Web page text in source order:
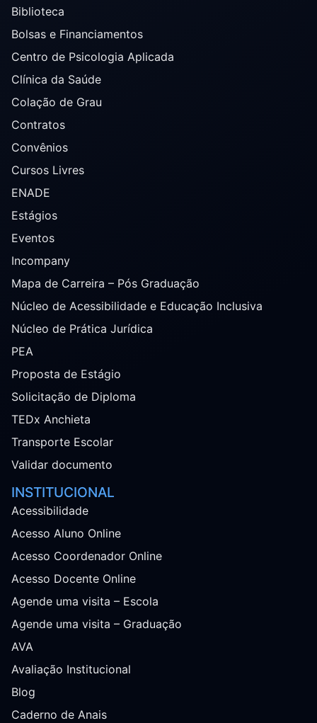
Biblioteca
Bolsas e Financiamentos
Centro de Psicologia Aplicada
Clínica da Saúde
Colação de Grau
Contratos
Convênios
Cursos Livres
ENADE
Estágios
Eventos
Incompany
Mapa de Carreira – Pós Graduação
Núcleo de Acessibilidade e Educação Inclusiva
Núcleo de Prática Jurídica
PEA
Proposta de Estágio
Solicitação de Diploma
TEDx Anchieta
Transporte Escolar
Validar documento
INSTITUCIONAL
Acessibilidade
Acesso Aluno Online
Acesso Coordenador Online
Acesso Docente Online
Agende uma visita – Escola
Agende uma visita – Graduação
AVA
Avaliação Institucional
Blog
Caderno de Anais